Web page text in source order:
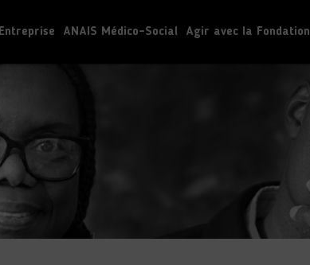
ANAIS Médico-Social Agir avec la Fondation